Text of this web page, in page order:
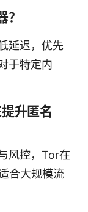
延迟，优先
于特定内
升匿名
风控，Tor在
合大规模流